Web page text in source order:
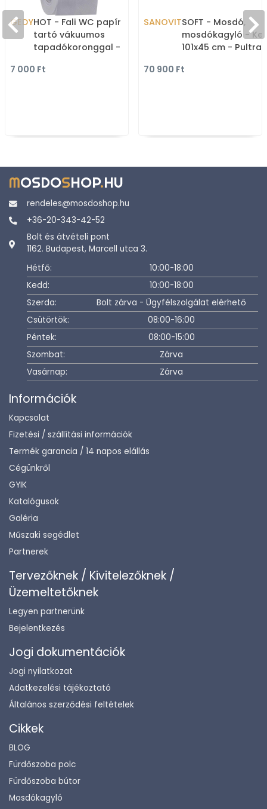
GEDYHOT - Fali WC papír
tartó vákuumos
tapadókoronggal -
Krómozott
7 000 Ft
SANOVITSOFT - Mosdó,
mosdókagyló -
101x45 cm - Pultra,
70 900 Ft
MOSDOSHOP.HU
rendeles@mosdoshop.hu
+36-20-343-42-52
Bolt és átvételi pont
1162. Budapest, Marcell utca 3.
Hétfő:
10:00-18:00
Kedd:
10:00-18:00
Szerda:
Bolt zárva - Ügyfélszolgálat elérhető
Csütörtök:
08:00-16:00
Péntek:
08:00-15:00
Szombat:
Zárva
Vasárnap:
Zárva
Információk
Kapcsolat
Fizetési / szállítási információk
Termék garancia / 14 napos elállás
Cégünkről
GYIK
Katalógusok
Galéria
Műszaki segédlet
Partnerek
Tervezőknek / Kivitelezőknek /
Üzemeltetőknek
Legyen partnerünk
Bejelentkezés
Jogi dokumentációk
Jogi nyilatkozat
Adatkezelési tájékoztató
Általános szerződési feltételek
Cikkek
BLOG
Fürdőszoba polc
Fürdőszoba bútor
Mosdókagyló